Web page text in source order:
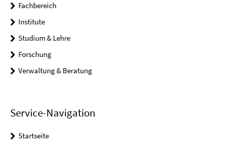
Fachbereich
Institute
Studium & Lehre
Forschung
Verwaltung & Beratung
Service-Navigation
Startseite